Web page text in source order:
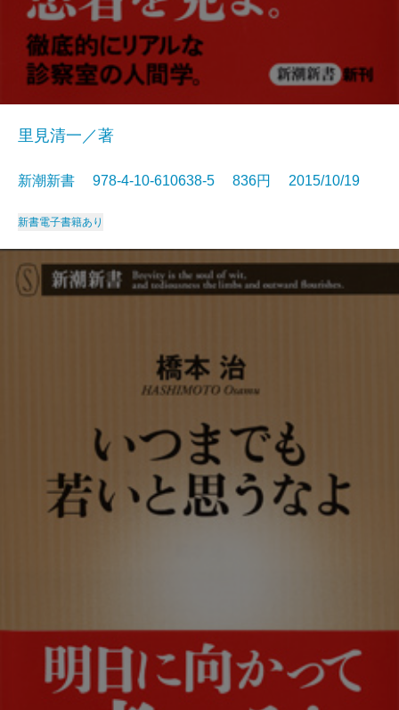
里見清一／著
新潮新書 978-4-10-610638-5 836円 2015/10/19
新書電子書籍あり